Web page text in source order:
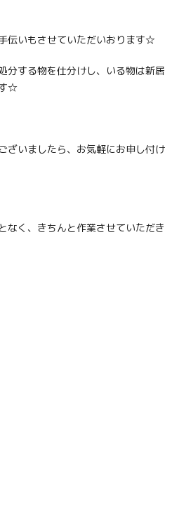
伝いもさせていただいおります☆
分する物を仕分けし、いる物は新居
☆
ざいましたら、お気軽にお申し付け
なく、きちんと作業させていただき